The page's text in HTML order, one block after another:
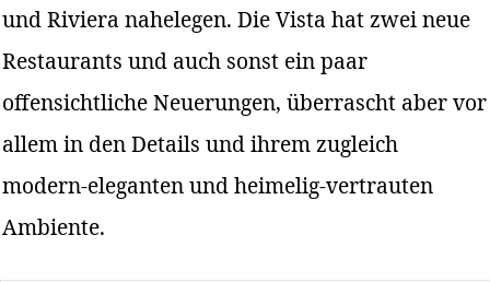
und Riviera nahelegen. Die Vista hat zwei neue
Restaurants und auch sonst ein paar
offensichtliche Neuerungen, überrascht aber vor
allem in den Details und ihrem zugleich
modern-eleganten und heimelig-vertrauten
Ambiente.